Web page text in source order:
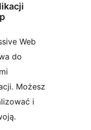
Web
do
Możesz
i